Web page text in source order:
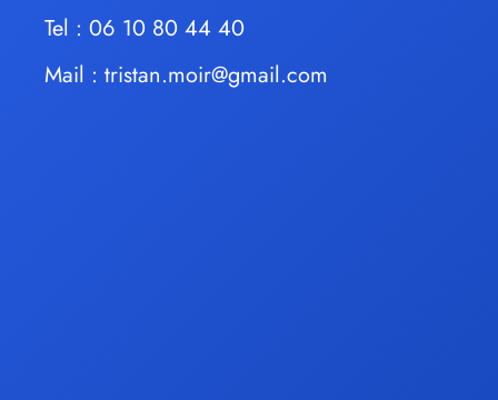
Tel : 06 10 80 44 40
Mail : tristan.moir@gmail.com